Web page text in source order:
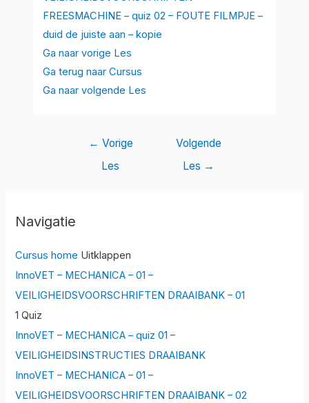
FREESMACHINE – quiz 02 – FOUTE FILMPJE –
duid de juiste aan – kopie
Ga naar vorige Les
Ga terug naar Cursus
Ga naar volgende Les
← Vorige
Les
Volgende
Les →
Navigatie
Cursus home Uitklappen
InnoVET – MECHANICA – 01 –
VEILIGHEIDSVOORSCHRIFTEN DRAAIBANK – 01
1 Quiz
InnoVET – MECHANICA – quiz 01 –
VEILIGHEIDSINSTRUCTIES DRAAIBANK
InnoVET – MECHANICA – 01 –
VEILIGHEIDSVOORSCHRIFTEN DRAAIBANK – 02